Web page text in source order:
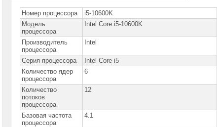
Name
Пассивное
сетевое
оборудование
Активное
сетевое
оборудование
СХД
системы
хранения
данных
Номер процессора
i5-10600K
Модель
процессора
Intel Core i5-10600K
Производитель
процессора
Intel
Серия процессора
Intel Core i5
Количество ядер
процессора
6
Количество
потоков
процессора
12
Базовая частота
процессора
4.1